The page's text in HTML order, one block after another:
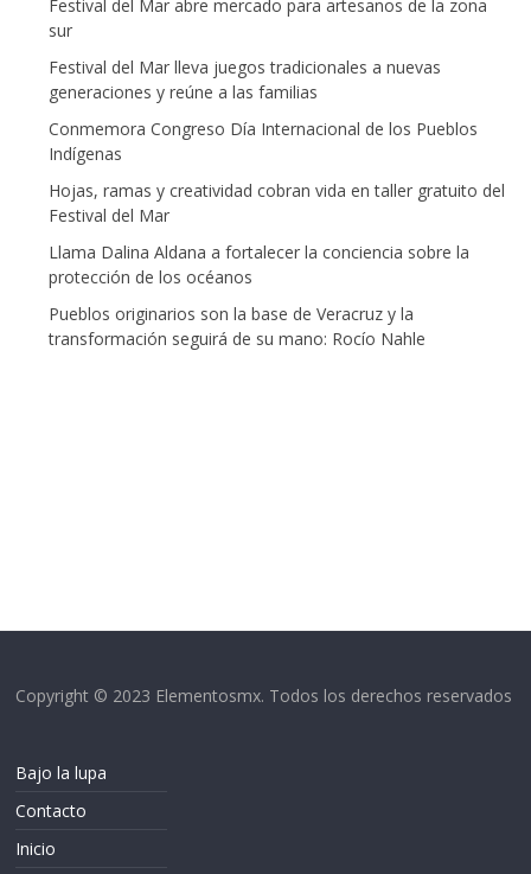
Festival del Mar abre mercado para artesanos de la zona
sur
Festival del Mar lleva juegos tradicionales a nuevas
generaciones y reúne a las familias
Conmemora Congreso Día Internacional de los Pueblos
Indígenas
Hojas, ramas y creatividad cobran vida en taller gratuito del
Festival del Mar
Llama Dalina Aldana a fortalecer la conciencia sobre la
protección de los océanos
Pueblos originarios son la base de Veracruz y la
transformación seguirá de su mano: Rocío Nahle
Copyright © 2023 Elementosmx. Todos los derechos reservados
Bajo la lupa
Contacto
Inicio